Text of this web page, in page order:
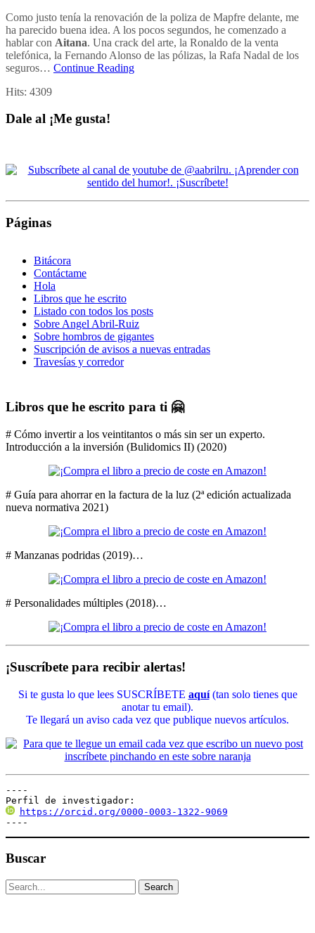
Como justo tenía la renovación de la poliza de Mapfre delante, me
ha parecido buena idea. A los pocos segundos, he comenzado a
hablar con Aitana. Una crack del arte, la Ronaldo de la venta
telefónica, la Fernando Alonso de las pólizas, la Rafa Nadal de los
seguros… Continue Reading
Hits: 4309
Dale al ¡Me gusta!
Páginas
Bitácora
Contáctame
Hola
Libros que he escrito
Listado con todos los posts
Sobre Angel Abril-Ruiz
Sobre hombros de gigantes
Suscripción de avisos a nuevas entradas
Travesías y corredor
Libros que he escrito para ti 🤗
# Cómo invertir a los veintitantos o más sin ser un experto.
Introducción a la inversión (Bulidomics II) (2020)
# Guía para ahorrar en la factura de la luz (2ª edición actualizada
nueva normativa 2021)
# Manzanas podridas (2019)…
# Personalidades múltiples (2018)…
¡Suscríbete para recibir alertas!
Si te gusta lo que lees SUSCRÍBETE aquí(tan solo tienes que
anotar tu email).
Te llegará un aviso cada vez que publique nuevos artículos.
----
Perfil de investigador:
https://orcid.org/0000-0003-1322-9069
----
Buscar